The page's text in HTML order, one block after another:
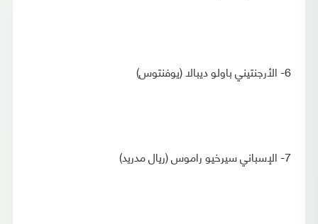
6- الأرجنتيني باولو ديبالا (يوفنتوس)
7- الإسباني سيرخيو راموس (ريال مدريد)